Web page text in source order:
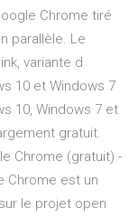
Chrome tiré
parallèle. Le
variante d
10 et Windows 7
10, Windows 7 et
gratuit.
Chrome (gratuit) -
Chrome est un
le projet open